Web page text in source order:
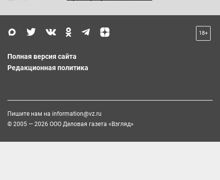
18+
Полная версия сайта
Редакционная политика
Пишите нам на information@vz.ru
© 2005 — 2026 ООО Деловая газета «Взгляд»